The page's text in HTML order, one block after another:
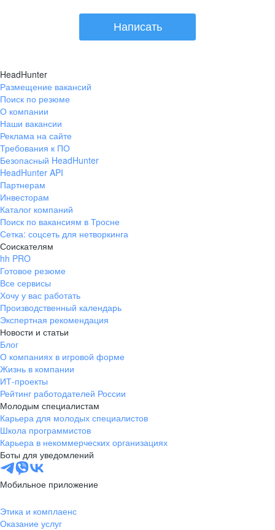
Написать
HeadHunter
Размещение вакансий
Поиск по резюме
О компании
Наши вакансии
Реклама на сайте
Требования к ПО
Безопасный HeadHunter
HeadHunter API
Партнерам
Инвесторам
Каталог компаний
Поиск по вакансиям в Тросне
Сетка: соцсеть для нетворкинга
Соискателям
hh PRO
Готовое резюме
Все сервисы
Хочу у вас работать
Производственный календарь
Экспертная рекомендация
Новости и статьи
Блог
О компаниях в игровой форме
Жизнь в компании
ИТ-проекты
Рейтинг работодателей России
Молодым специалистам
Карьера для молодых специалистов
Школа программистов
Карьера в некоммерческих организациях
Боты для уведомлений
Мобильное приложение
Этика и комплаенс
Оказание услуг